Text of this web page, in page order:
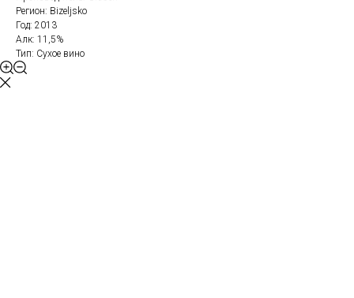
Регион: Bizeljsko
Год: 2013
Алк: 11,5%
Тип: Сухое вино